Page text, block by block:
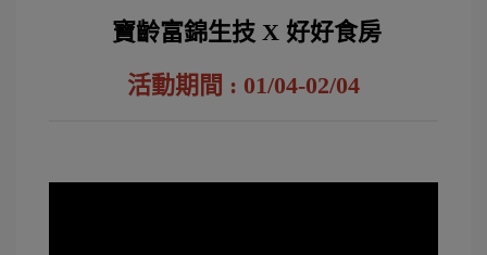
寶齡富錦生技 X 好好食房
活動期間 : 01/04-02/04